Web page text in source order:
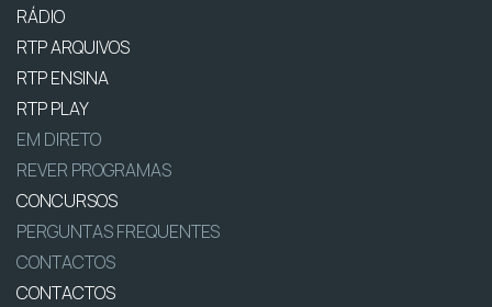
RÁDIO
RTP ARQUIVOS
RTP ENSINA
RTP PLAY
EM DIRETO
REVER PROGRAMAS
CONCURSOS
PERGUNTAS FREQUENTES
CONTACTOS
CONTACTOS